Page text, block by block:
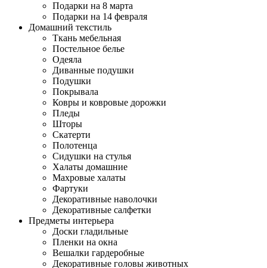
Подарки на 8 марта
Подарки на 14 февраля
Домашний текстиль
Ткань мебельная
Постельное белье
Одеяла
Диванные подушки
Подушки
Покрывала
Ковры и ковровые дорожки
Пледы
Шторы
Скатерти
Полотенца
Сидушки на стулья
Халаты домашние
Махровые халаты
Фартуки
Декоративные наволочки
Декоративные салфетки
Предметы интерьера
Доски гладильные
Пленки на окна
Вешалки гардеробные
Декоративные головы животных